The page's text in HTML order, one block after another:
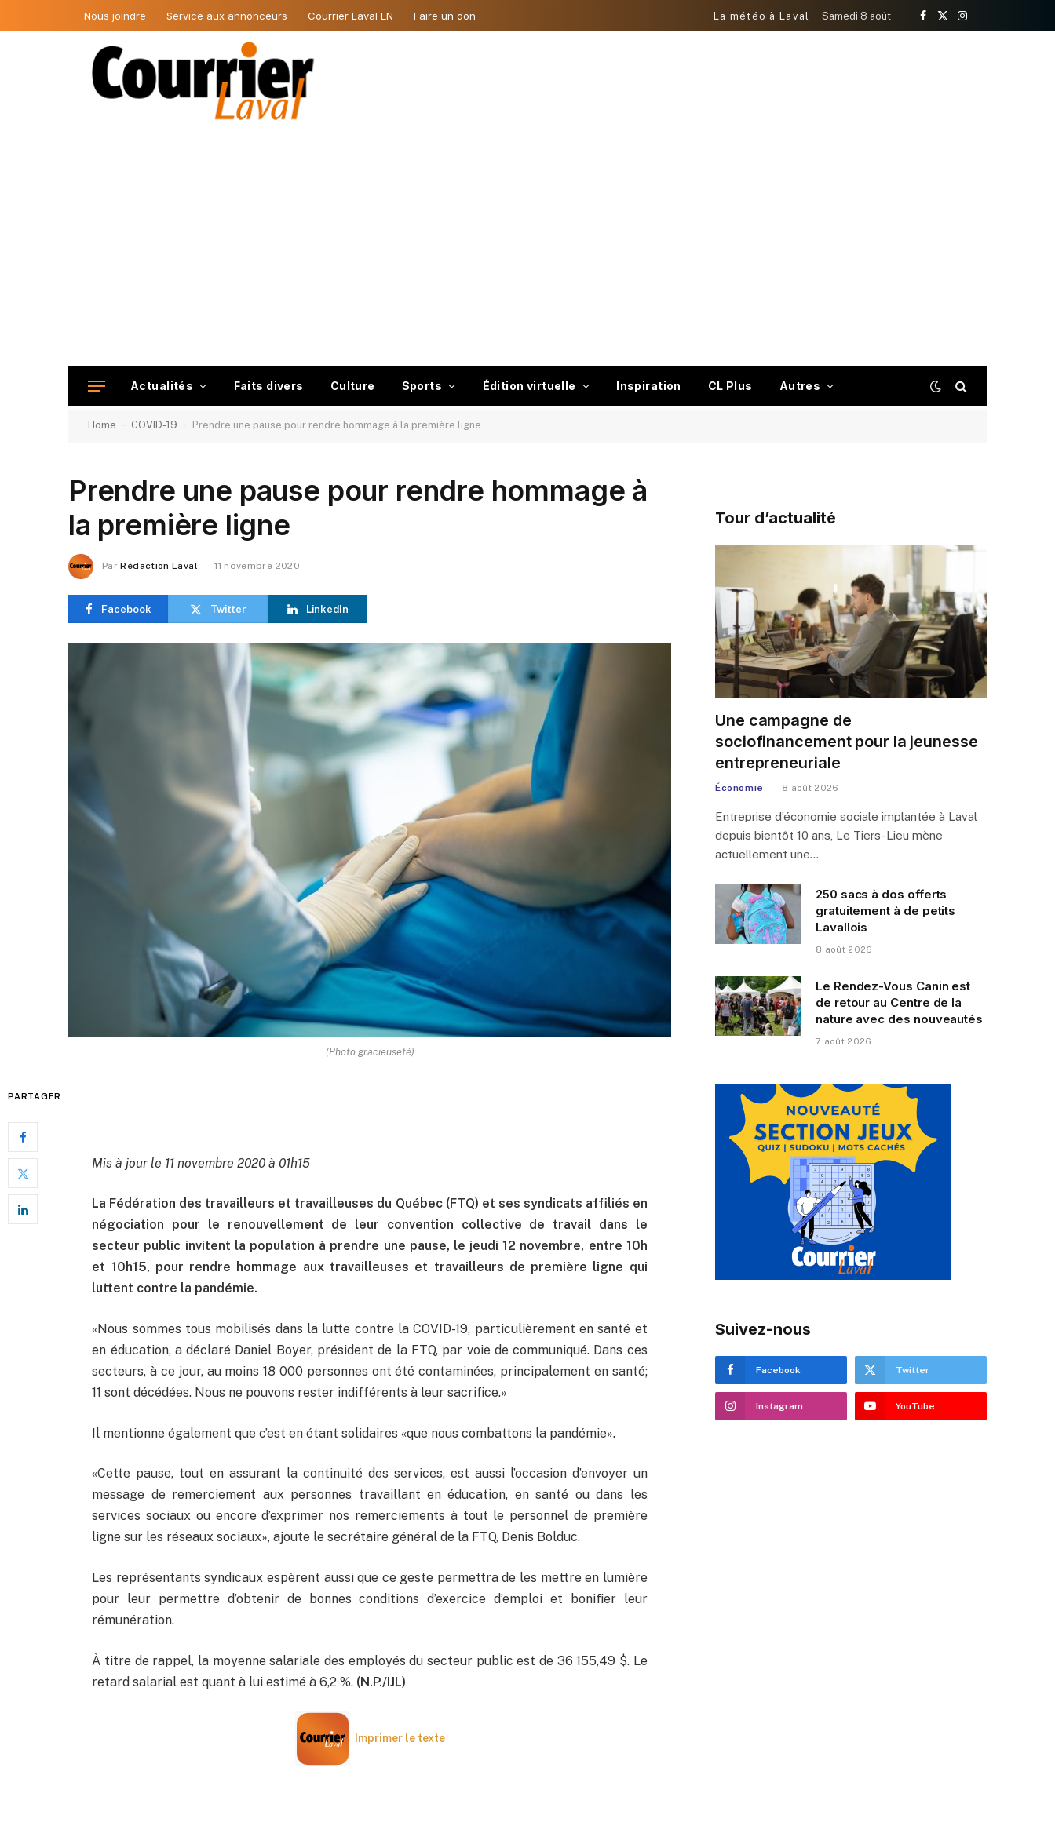
Nous joindre Service aux annonceurs Courrier Laval EN Faire un don La météo à Laval Samedi 8 août
Facebook
X
Instagram
Actualités Faits divers Culture Sports Édition virtuelle Inspiration CL Plus Autres
Home - COVID-19 - Prendre une pause pour rendre hommage à la première ligne
Prendre une pause pour rendre hommage à
la première ligne
Par Rédaction Laval 11 novembre 2020
Facebook Twitter LinkedIn
(Photo gracieuseté)
PARTAGER
Mis à jour le 11 novembre 2020 à 01h15
La Fédération des travailleurs et travailleuses du Québec (FTQ) et ses syndicats affiliés en
négociation pour le renouvellement de leur convention collective de travail dans le
secteur public invitent la population à prendre une pause, le jeudi 12 novembre, entre 10h
et 10h15, pour rendre hommage aux travailleuses et travailleurs de première ligne qui
luttent contre la pandémie.
«Nous sommes tous mobilisés dans la lutte contre la COVID-19, particulièrement en santé et
en éducation, a déclaré Daniel Boyer, président de la FTQ, par voie de communiqué. Dans ces
secteurs, à ce jour, au moins 18 000 personnes ont été contaminées, principalement en santé;
11 sont décédées. Nous ne pouvons rester indifférents à leur sacrifice.»
Il mentionne également que c’est en étant solidaires «que nous combattons la pandémie».
«Cette pause, tout en assurant la continuité des services, est aussi l’occasion d’envoyer un
message de remerciement aux personnes travaillant en éducation, en santé ou dans les
services sociaux ou encore d’exprimer nos remerciements à tout le personnel de première
ligne sur les réseaux sociaux», ajoute le secrétaire général de la FTQ, Denis Bolduc.
Les représentants syndicaux espèrent aussi que ce geste permettra de les mettre en lumière
pour leur permettre d’obtenir de bonnes conditions d’exercice d’emploi et bonifier leur
rémunération.
À titre de rappel, la moyenne salariale des employés du secteur public est de 36 155,49 $. Le
retard salarial est quant à lui estimé à 6,2 %. (N.P./IJL)
Imprimer le texte
Tour d’actualité
Une campagne de
sociofinancement pour la jeunesse
entrepreneuriale
Économie 8 août 2026
Entreprise d’économie sociale implantée à Laval
depuis bientôt 10 ans, Le Tiers-Lieu mène
actuellement une…
250 sacs à dos offerts
gratuitement à de petits
Lavallois
8 août 2026
Le Rendez-Vous Canin est
de retour au Centre de la
nature avec des nouveautés
7 août 2026
Suivez-nous
Facebook Twitter
Instagram YouTube